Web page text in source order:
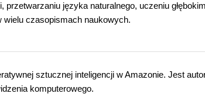
języka naturalnego, uczeniu
wielu czasopismach naukowych.
sztucznej inteligencji w Amazonie. Jest
komputerowego.